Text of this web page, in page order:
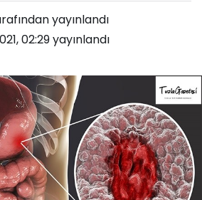
yayınlandı
02:29yayınlandı